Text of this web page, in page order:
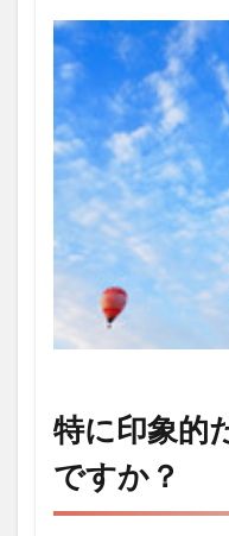
特に印象的
ですか？